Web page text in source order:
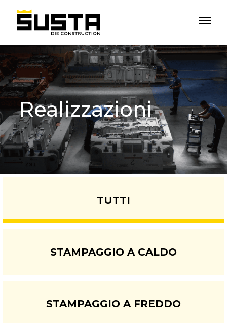
Realizzazioni
TUTTI
STAMPAGGIO A CALDO
STAMPAGGIO A FREDDO